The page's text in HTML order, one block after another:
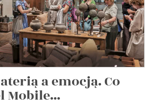
a emocją. Co
Mobile...